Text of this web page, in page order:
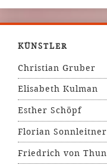
KÜNSTLER
Christian Gruber
Elisabeth Kulman
Esther Schöpf
Florian Sonnleitner
Friedrich von Thun